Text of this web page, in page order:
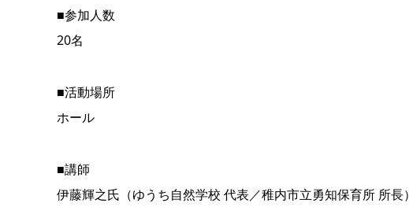
■参加人数
20名
■活動場所
ホール
■講師
伊藤輝之氏（ゆうち自然学校 代表／稚内市立勇知保育所 所長）